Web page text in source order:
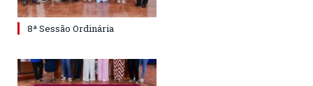
8ª Sessão Ordinária